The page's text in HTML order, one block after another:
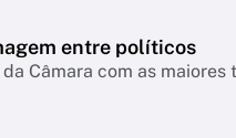
entre políticos
Câmara com as